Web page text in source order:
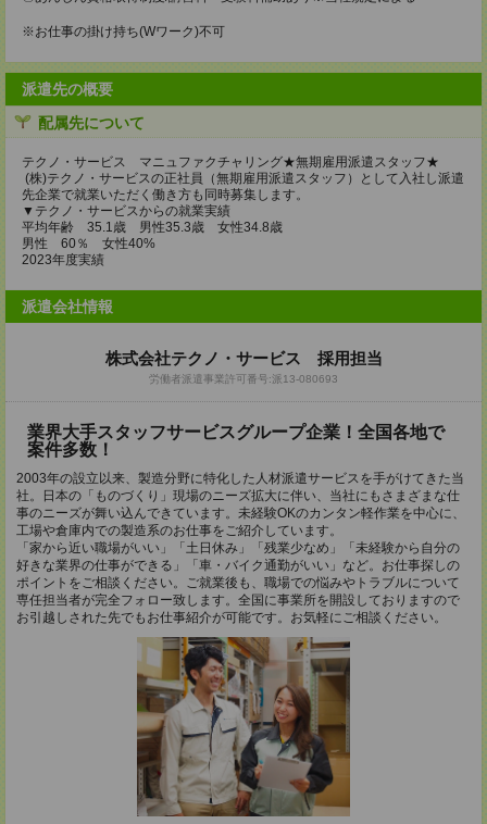
※お仕事の掛け持ち(Wワーク)不可
派遣先の概要
配属先について
テクノ・サービス マニュファクチャリング★無期雇用派遣スタッフ★
(株)テクノ・サービスの正社員（無期雇用派遣スタッフ）として入社し派遣
先企業で就業いただく働き方も同時募集します。
▼テクノ・サービスからの就業実績
平均年齢 35.1歳 男性35.3歳 女性34.8歳
男性 60％ 女性40%
2023年度実績
派遣会社情報
株式会社テクノ・サービス 採用担当
労働者派遣事業許可番号:派13-080693
業界大手スタッフサービスグループ企業！全国各地で
案件多数！
2003年の設立以来、製造分野に特化した人材派遣サービスを手がけてきた当
社。日本の「ものづくり」現場のニーズ拡大に伴い、当社にもさまざまな仕
事のニーズが舞い込んできています。未経験OKのカンタン軽作業を中心に、
工場や倉庫内での製造系のお仕事をご紹介しています。
「家から近い職場がいい」「土日休み」「残業少なめ」「未経験から自分の
好きな業界の仕事ができる」「車・バイク通勤がいい」など。お仕事探しの
ポイントをご相談ください。ご就業後も、職場での悩みやトラブルについて
専任担当者が完全フォロー致します。全国に事業所を開設しておりますので
お引越しされた先でもお仕事紹介が可能です。お気軽にご相談ください。